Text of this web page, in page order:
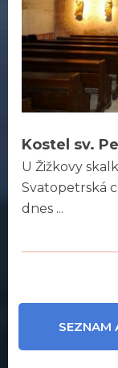
Kostel sv.
U Žižkovy
Svatopetrská
dnes ...
SEZNAM